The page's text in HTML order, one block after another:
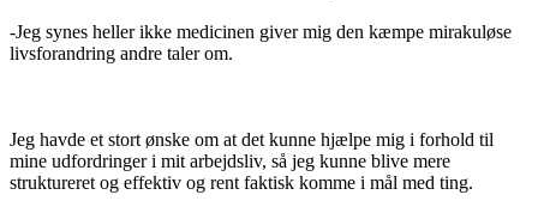
-Jeg synes heller ikke medicinen giver mig den kæmpe mirakuløse
livsforandring andre taler om.
Jeg havde et stort ønske om at det kunne hjælpe mig i forhold til
mine udfordringer i mit arbejdsliv, så jeg kunne blive mere
struktureret og effektiv og rent faktisk komme i mål med ting.